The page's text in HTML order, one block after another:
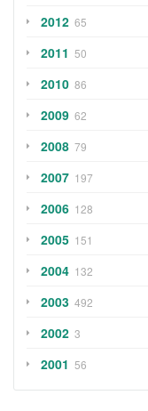
2012 65
2011 50
2010 86
2009 62
2008 79
2007 197
2006 128
2005 151
2004 132
2003 492
2002 3
2001 56